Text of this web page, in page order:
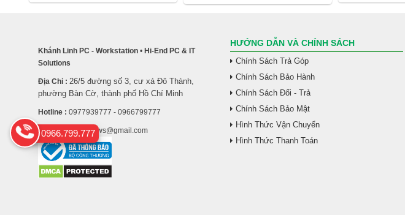
Khánh Linh PC - Workstation • Hi-End PC & IT
Solutions
Địa Chỉ : 26/5 đường số 3, cư xá Đô Thành,
phường Bàn Cờ, thành phố Hồ Chí Minh
Hotline : 0977939777 - 0966799777
Email : khanhlinhws@gmail.com
HƯỚNG DẪN VÀ CHÍNH SÁCH
Chính Sách Trả Góp
Chính Sách Bảo Hành
Chính Sách Đổi - Trả
Chính Sách Bảo Mật
Hình Thức Vận Chuyển
Hình Thức Thanh Toán
0966.799.777